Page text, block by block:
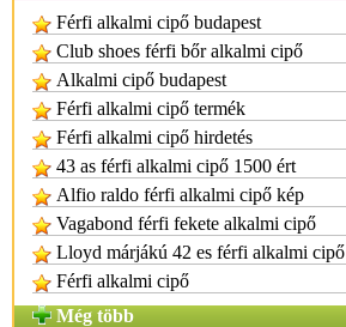
Férfi alkalmi cipő budapest
Club shoes férfi bőr alkalmi cipő
Alkalmi cipő budapest
Férfi alkalmi cipő termék
Férfi alkalmi cipő hirdetés
43 as férfi alkalmi cipő 1500 ért
Alfio raldo férfi alkalmi cipő kép
Vagabond férfi fekete alkalmi cipő
Lloyd márjákú 42 es férfi alkalmi cipő
Férfi alkalmi cipő
Még több